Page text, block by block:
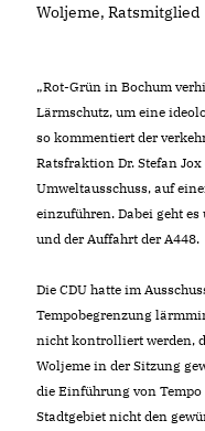
Woljeme, Ratsmitglied
Rot-Grün in Bochum
Lärmschutz, um eine
so kommentiert der
Ratsfraktion Dr. Stefan
Umweltausschuss, auf
einzuführen. Dabei geht
und der Auffahrt der A448.
Die CDU hatte im
Tempobegrenzung
nicht kontrolliert werden,
Woljeme in der Sitzung
die Einführung von
Stadtgebiet nicht den